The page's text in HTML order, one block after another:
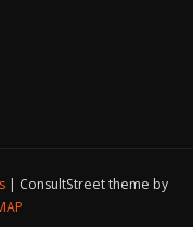
ConsultStreet theme by